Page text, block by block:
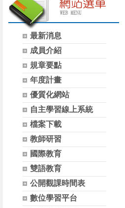
最新消息
成員介紹
規章要點
年度計畫
優質化網站
自主學習線上系統
檔案下載
教師研習
國際教育
雙語教育
公開觀課時間表
數位學習平台